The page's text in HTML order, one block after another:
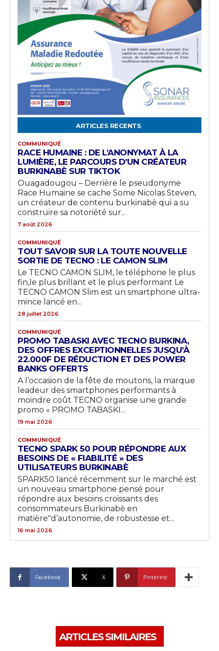
ARTICLES RECENTS
COMMUNIQUÉ
RACE HUMAINE : DE L’ANONYMAT À LA
LUMIÈRE, LE PARCOURS D’UN CRÉATEUR
BURKINABÈ SUR TIKTOK
Ouagadougou – Derrière le pseudonyme
Race Humaine se cache Some Nicolas Steven,
un créateur de contenu burkinabè qui a su
construire sa notoriété sur...
7 août 2026
COMMUNIQUÉ
TOUT SAVOIR SUR LA TOUTE NOUVELLE
SORTIE DE TECNO : LE CAMON SLIM
Le TECNO CAMON SLIM, le téléphone le plus
fin,le plus brillant et le plus performant Le
TECNO CAMON Slim est un smartphone ultra-
mince lancé en...
28 juillet 2026
COMMUNIQUÉ
PROMO TABASKI AVEC TECNO BURKINA,
DES OFFRES EXCEPTIONNELLES JUSQU’À
22.000F DE RÉDUCTION ET DES POWER
BANKS OFFERTS
A l’occasion de la fête de moutons, la marque
leadeur des smartphones performants à
moindre coût TECNO organise une grande
promo « PROMO TABASKI...
19 mai 2026
COMMUNIQUÉ
TECNO SPARK 50 POUR RÉPONDRE AUX
BESOINS DE « FIABILITÉ » DES
UTILISATEURS BURKINABÈ
SPARK50 lancé récemment sur le marché est
un nouveau smartphone pensé pour
répondre aux besoins croissants des
consommateurs Burkinabè en
matière"d’autonomie, de robustesse et...
16 mai 2026
Facebook X Pinterest
ARTICLES SIMILAIRES